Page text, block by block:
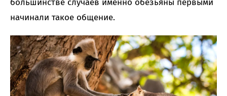
большинстве случаев именно обезьяны первыми
начинали такое общение.